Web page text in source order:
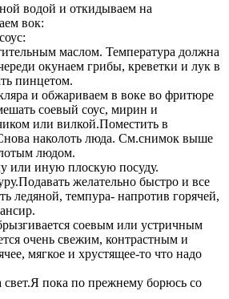
водой и откидываем на
вок:
маслом. Температура должна
окунаем грибы, креветки и лук в
пинцетом.
и обжариваем в воке во фритюре
соевый соус, мирин и
или вилкой.Поместить в
наколоть люда. См.снимок выше
людом.
или иную плоскую посуду.
желательно быстро и все
ледяной, темпура- напротив горячей,
соевым или устричным
очень свежим, контрастным и
мягкое и хрустящее-то что надо
пока по прежнему борюсь со